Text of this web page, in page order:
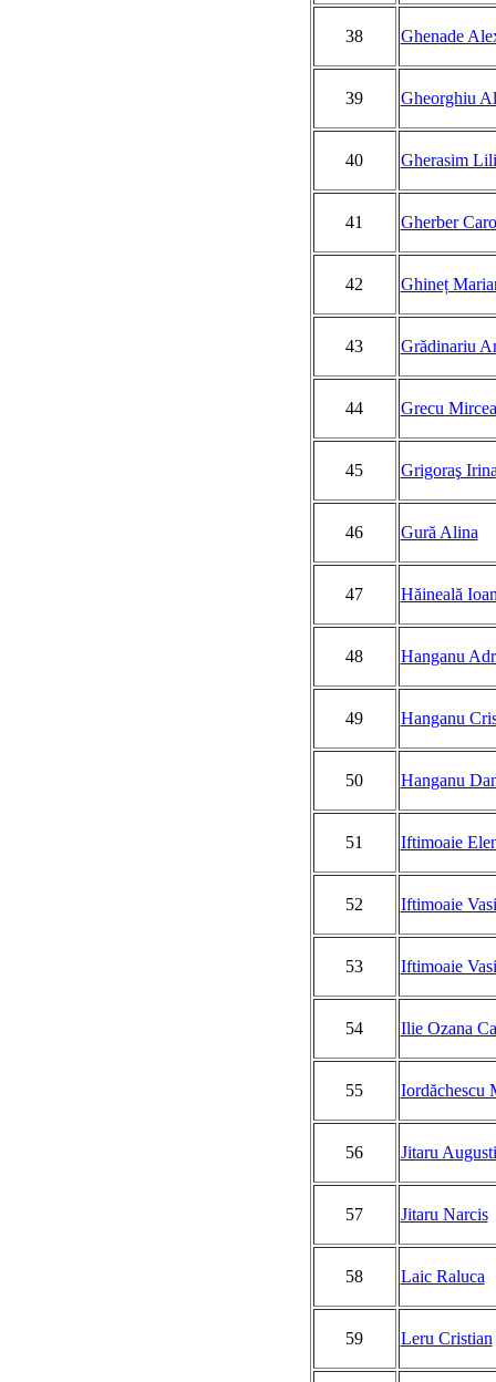
38 Ghenade
39 Gheorghiu
40 Gherasim
41 Gherber
42 Ghineț
43 Grădinariu
44 Grecu
45 Grigoraş
46 Gură Alina
47 Hăineală
48 Hanganu
49 Hanganu
50 Hanganu
51 Iftimoaie
52 Iftimoaie
53 Iftimoaie
54 Ilie Ozana
55 Iordăchescu
56 Jitaru
57 Jitaru Narcis
58 Laic Raluca
59 Leru Cristian